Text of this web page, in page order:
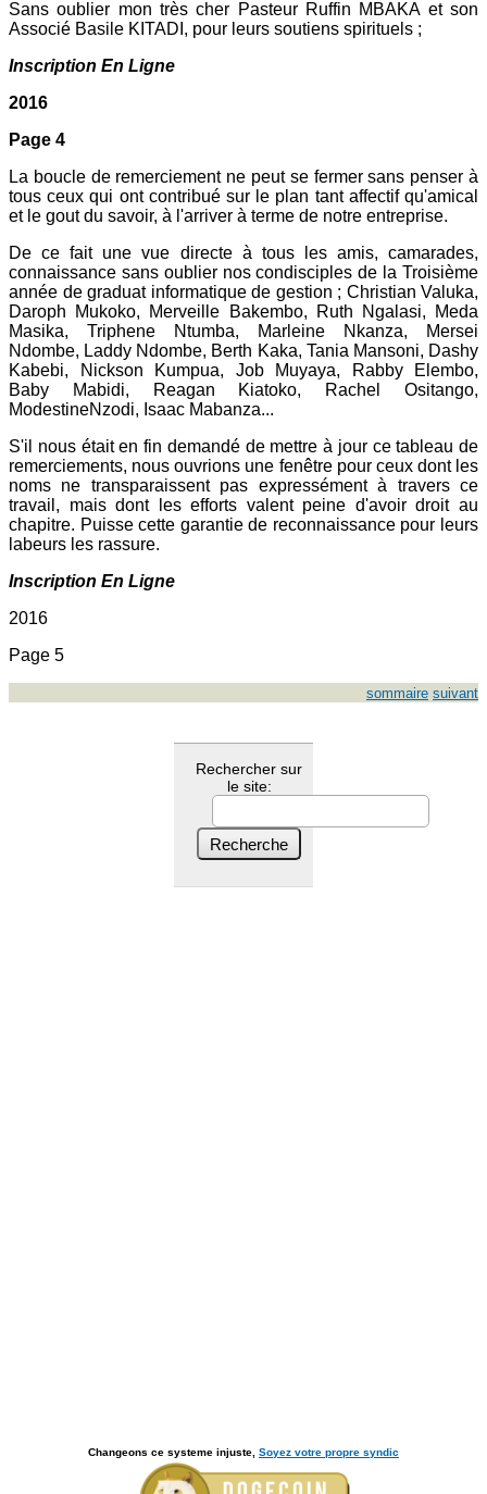
Sans oublier mon très cher Pasteur Ruffin MBAKA et son
Associé Basile KITADI, pour leurs soutiens spirituels ;
Inscription En Ligne
2016
Page 4
La boucle de remerciement ne peut se fermer sans penser à
tous ceux qui ont contribué sur le plan tant affectif qu'amical
et le gout du savoir, à l'arriver à terme de notre entreprise.
De ce fait une vue directe à tous les amis, camarades,
connaissance sans oublier nos condisciples de la Troisième
année de graduat informatique de gestion ; Christian Valuka,
Daroph Mukoko, Merveille Bakembo, Ruth Ngalasi, Meda
Masika, Triphene Ntumba, Marleine Nkanza, Mersei
Ndombe, Laddy Ndombe, Berth Kaka, Tania Mansoni, Dashy
Kabebi, Nickson Kumpua, Job Muyaya, Rabby Elembo,
Baby Mabidi, Reagan Kiatoko, Rachel Ositango,
ModestineNzodi, Isaac Mabanza...
S'il nous était en fin demandé de mettre à jour ce tableau de
remerciements, nous ouvrions une fenêtre pour ceux dont les
noms ne transparaissent pas expressément à travers ce
travail, mais dont les efforts valent peine d'avoir droit au
chapitre. Puisse cette garantie de reconnaissance pour leurs
labeurs les rassure.
Inscription En Ligne
2016
Page 5
sommaire suivant
Rechercher sur
le site:
Changeons ce systeme injuste, Soyez votre propre syndic